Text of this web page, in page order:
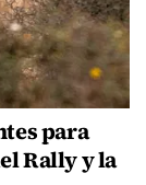
para
Rally y la